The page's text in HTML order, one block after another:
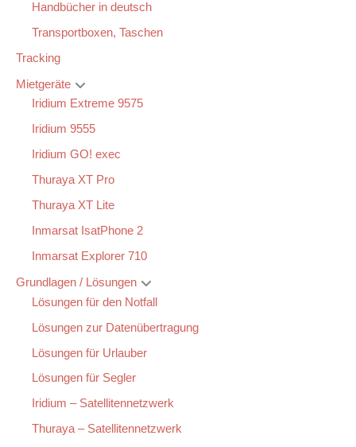
Handbücher in deutsch
Transportboxen, Taschen
Tracking
Mietgeräte
Iridium Extreme 9575
Iridium 9555
Iridium GO! exec
Thuraya XT Pro
Thuraya XT Lite
Inmarsat IsatPhone 2
Inmarsat Explorer 710
Grundlagen / Lösungen
Lösungen für den Notfall
Lösungen zur Datenübertragung
Lösungen für Urlauber
Lösungen für Segler
Iridium – Satellitennetzwerk
Thuraya – Satellitennetzwerk